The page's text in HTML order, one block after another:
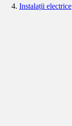
Instalații electrice